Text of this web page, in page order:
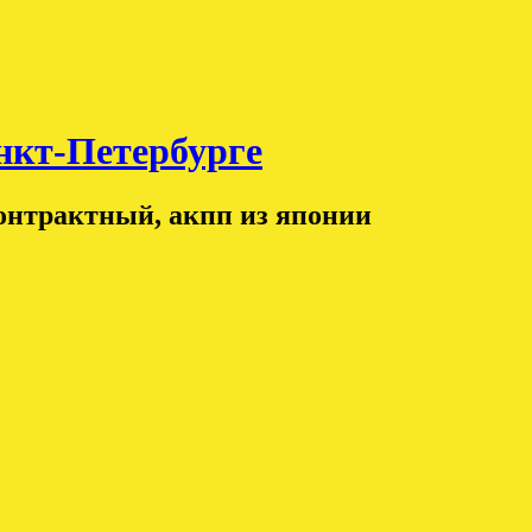
Петербурге
акпп из японии